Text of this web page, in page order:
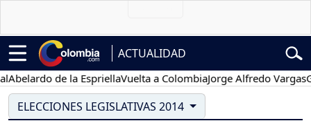
ACTUALIDAD
de la EspriellaVuelta a ColombiaJorge Alfredo Vargas
ELECCIONES LEGISLATIVAS 2014